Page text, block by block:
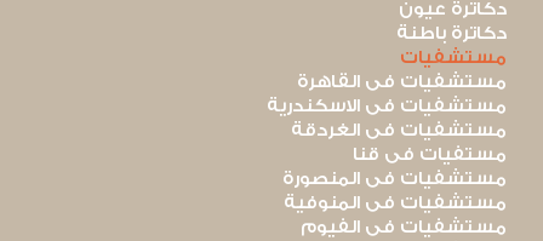
دكاترة عيون
دكاترة باطنة
مستشفيات
مستشفيات فى القاهرة
مستشفيات فى الاسكندرية
مستشفيات فى الغردقة
مستفيات فى قنا
مستشفيات فى المنصورة
مستشفيات فى المنوفية
مستشفيات فى الفيوم